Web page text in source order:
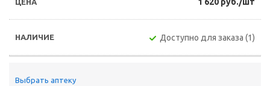
Доступно для заказа (1)
Выбрать аптеку